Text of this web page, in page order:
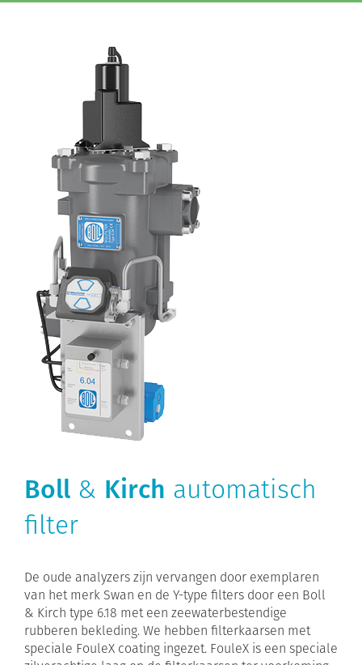
Boll & Kirch automatisch
filter
De oude analyzers zijn vervangen door exemplaren
van het merk Swan en de Y-type filters door een Boll
& Kirch type 6.18 met een zeewaterbestendige
rubberen bekleding. We hebben filterkaarsen met
speciale FouleX coating ingezet. FouleX is een speciale